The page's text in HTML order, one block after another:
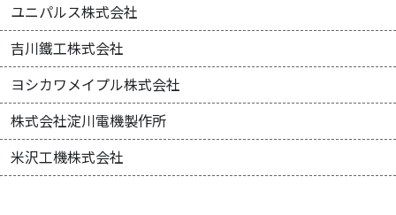
ユニパルス株式会社
吉川鐵工株式会社
ヨシカワメイプル株式会社
株式会社淀川電機製作所
米沢工機株式会社